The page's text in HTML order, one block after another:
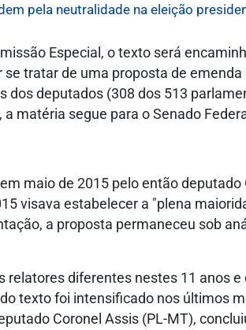
pela neutralidade na eleição
Especial, o texto será
se tratar de uma proposta de
dos deputados (308 dos 513
matéria segue para o Senado
maio de 2015 pelo então deputado
visava estabelecer a "plena
a proposta permaneceu sob
relatores diferentes nestes 11 anos
texto foi intensificado nos últimos
Coronel Assis (PL-MT),